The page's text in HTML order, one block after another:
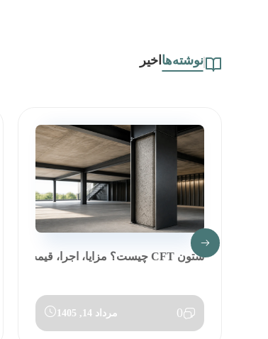
نوشته‌ها اخیر
ستون CFT چیست؟ مزایا، اجرا، قیمت و مق...
0 مرداد 14, 1405